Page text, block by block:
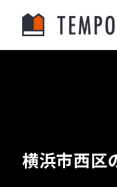
横浜市西区